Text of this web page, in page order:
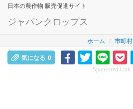
日本の農作物 販売促進サイト
ジャパンクロップス
ホーム 市町村
気になる 0
Sponsored Link